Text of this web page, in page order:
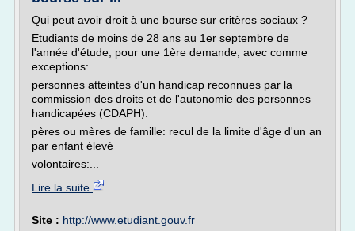
Qui peut avoir droit à une bourse sur critères sociaux ?
Etudiants de moins de 28 ans au 1er septembre de
l'année d'étude, pour une 1ère demande, avec comme
exceptions:
personnes atteintes d'un handicap reconnues par la
commission des droits et de l'autonomie des personnes
handicapées (CDAPH).
pères ou mères de famille: recul de la limite d'âge d'un an
par enfant élevé
volontaires:...
Lire la suite
Site : http://www.etudiant.gouv.fr